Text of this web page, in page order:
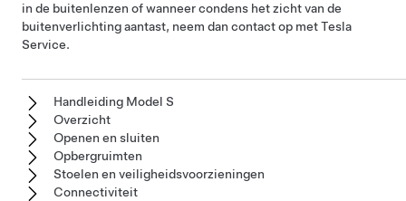
in de buitenlenzen of wanneer condens het zicht van de
buitenverlichting aantast, neem dan contact op met Tesla
Service.
Handleiding Model S
Overzicht
Openen en sluiten
Opbergruimten
Stoelen en veiligheidsvoorzieningen
Connectiviteit